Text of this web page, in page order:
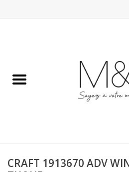
SPORTS
BAS
CRAFT 1913670 ADV